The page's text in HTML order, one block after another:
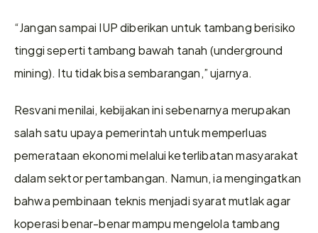
“Jangan sampai IUP diberikan untuk tambang berisiko
tinggi seperti tambang bawah tanah (underground
mining). Itu tidak bisa sembarangan,” ujarnya.
Resvani menilai, kebijakan ini sebenarnya merupakan
salah satu upaya pemerintah untuk memperluas
pemerataan ekonomi melalui keterlibatan masyarakat
dalam sektor pertambangan. Namun, ia mengingatkan
bahwa pembinaan teknis menjadi syarat mutlak agar
koperasi benar-benar mampu mengelola tambang